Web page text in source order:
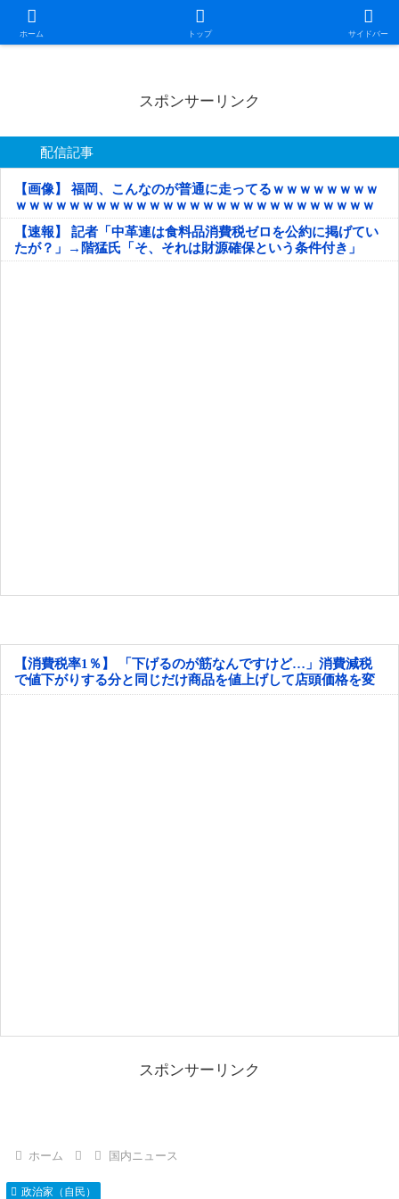
ホーム トップ サイドバー
日本第一！ニュース録
スポンサーリンク
配信記事
【画像】 福岡、こんなのが普通に走ってるｗｗｗｗｗｗｗｗ
ｗｗｗｗｗｗｗｗｗｗｗｗｗｗｗｗｗｗｗｗｗｗｗｗｗｗｗ
ｗｗｗｗｗ
【速報】 記者「中革連は食料品消費税ゼロを公約に掲げてい
たが？」→階猛氏「そ、それは財源確保という条件付き」
【消費税率1％】 「下げるのが筋なんですけど…」消費減税
で値下がりする分と同じだけ商品を値上げして店頭価格を変
えない店も
スポンサーリンク
ホーム 国内ニュース
政治家（自民）